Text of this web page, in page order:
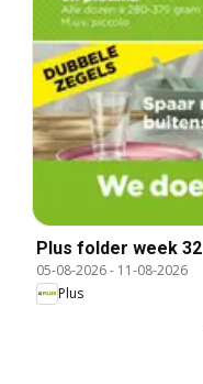
Plus folder week 32
05-08-2026- 11-08-2026
Plus